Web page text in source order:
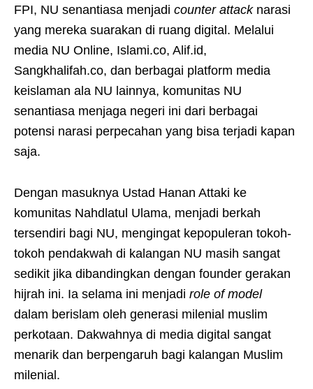
FPI, NU senantiasa menjadi counter attacknarasi
yang mereka suarakan di ruang digital. Melalui
media NU Online, Islami.co, Alif.id,
Sangkhalifah.co, dan berbagai platform media
keislaman ala NU lainnya, komunitas NU
senantiasa menjaga negeri ini dari berbagai
potensi narasi perpecahan yang bisa terjadi kapan
saja.
Dengan masuknya Ustad Hanan Attaki ke
komunitas Nahdlatul Ulama, menjadi berkah
tersendiri bagi NU, mengingat kepopuleran tokoh-
tokoh pendakwah di kalangan NU masih sangat
sedikit jika dibandingkan dengan founder gerakan
hijrah ini. Ia selama ini menjadi role of model
dalam berislam oleh generasi milenial muslim
perkotaan. Dakwahnya di media digital sangat
menarik dan berpengaruh bagi kalangan Muslim
milenial.